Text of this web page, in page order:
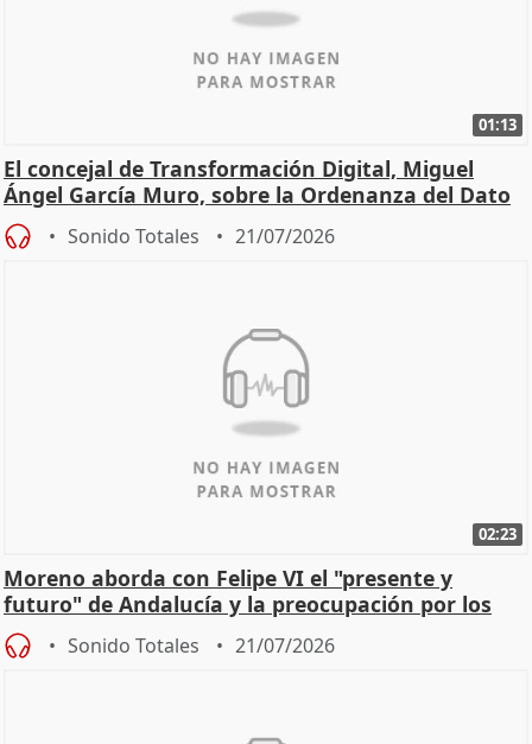
01:13
El concejal de Transformación Digital, Miguel
Ángel García Muro, sobre la Ordenanza del Dato
Sonido Totales 21/07/2026
02:23
Moreno aborda con Felipe VI el "presente y
futuro" de Andalucía y la preocupación por los
incendios
Sonido Totales 21/07/2026